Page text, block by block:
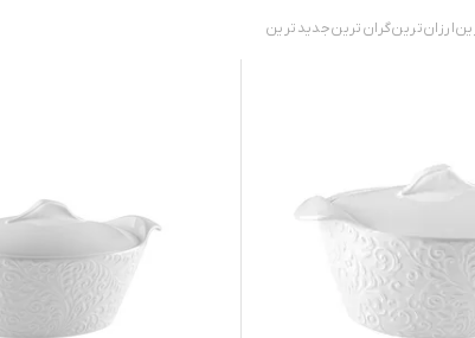
ارزان‌ترینگران‌ترینجدید‌ترین